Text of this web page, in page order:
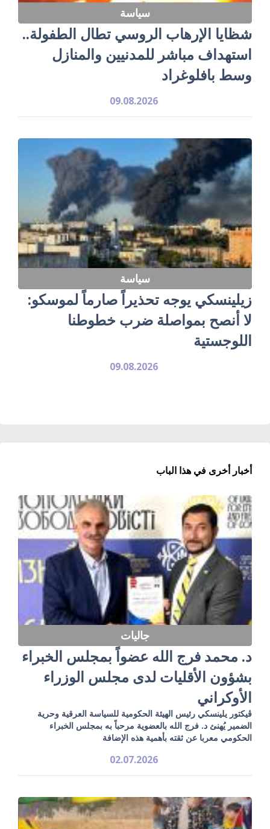
سياسة
شظايا الإرهاب الروسي تطال الطفولة..
استهداف مباشر للمدنيين والمنازل
وسط بافلوغراد
09.08.2026
سياسة
زيلينسكي يوجه تحذيراً صارماً لموسكو:
لا أنصح بمواصلة ضرب خطوطنا
اللوجستية
09.08.2026
أخبار أخرى في هذا الباب
جاليات
د. محمد فرج الله عضواً بمجلس الخبراء
بشؤون الأقليات لدى مجلس الوزراء
الأوكراني
ڤيكتور يلينسكي رئيس الهيئة الحكومية للسياسة العرقية وحرية
الضمير يُهنئ د. فرج الله بالعضوية مرحباً به بمجلس الخبراء
الحكومي معربا عن ثقته بأهمية هذه الإضافة
02.07.2026